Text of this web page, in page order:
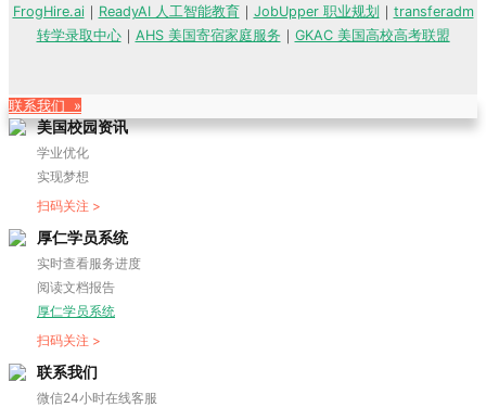
FrogHire.ai｜ ReadyAI 人工智能教育｜ JobUpper 职业规划 ｜ transferadm
转学录取中心｜ AHS 美国寄宿家庭服务 ｜ GKAC 美国高校高考联盟
联系我们 »
美国校园资讯
学业优化
实现梦想
扫码关注 >
厚仁学员系统
实时查看服务进度
阅读文档报告
厚仁学员系统
扫码关注 >
联系我们
微信24小时在线客服